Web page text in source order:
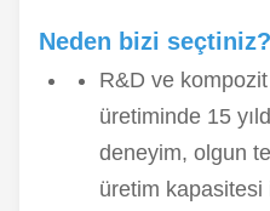
Neden bizi seçtiniz?
R&D ve
üretiminde 15
deneyim, olgun
üretim kapasitesi